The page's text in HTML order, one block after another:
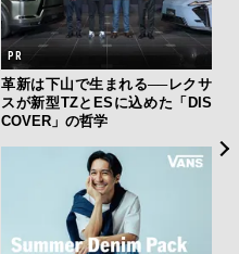
革新は下山で生まれる──レクサ
スが新型TZとESに込めた「DIS
COVER」の哲学
グ